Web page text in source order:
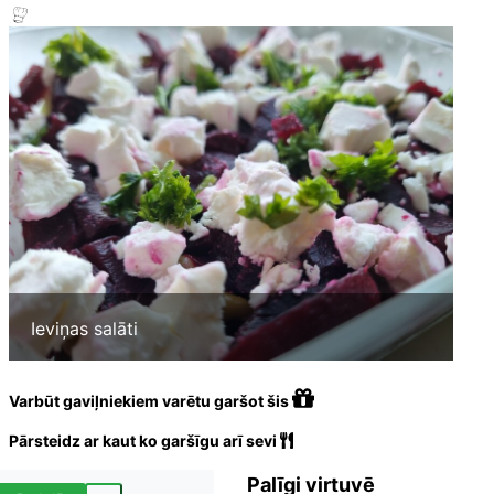
Ieviņas salāti
Varbūt gaviļniekiem varētu garšot šis
Pārsteidz ar kaut ko garšīgu arī sevi
Palīgi virtuvē